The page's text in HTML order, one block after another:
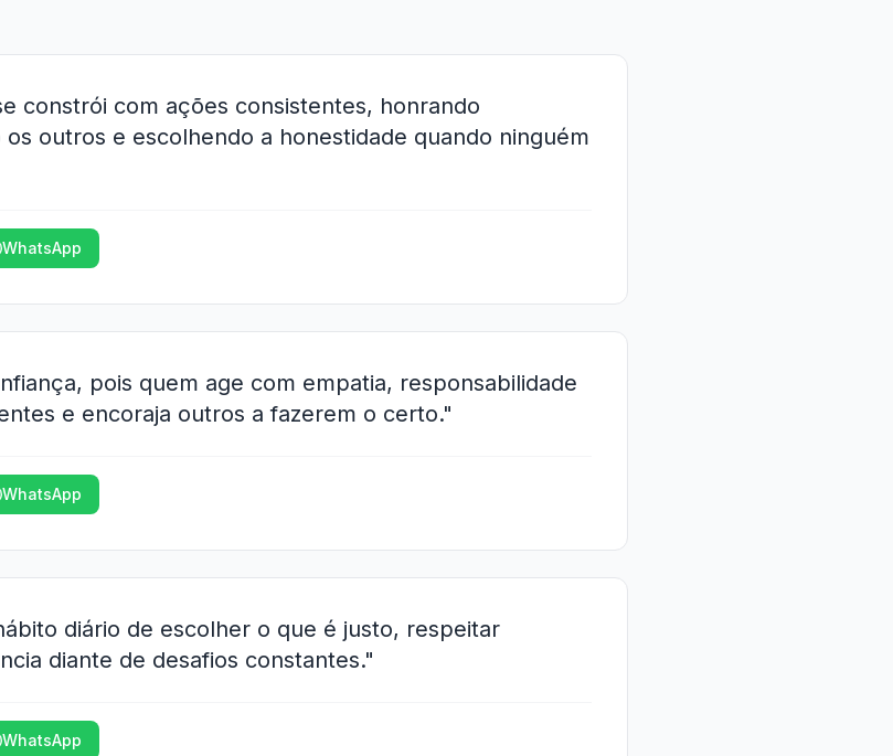
constrói com ações consistentes, honrando
outros e escolhendo a honestidade quando ninguém
WhatsApp
pois quem age com empatia, responsabilidade
e encoraja outros a fazerem o certo."
WhatsApp
diário de escolher o que é justo, respeitar
diante de desafios constantes."
WhatsApp